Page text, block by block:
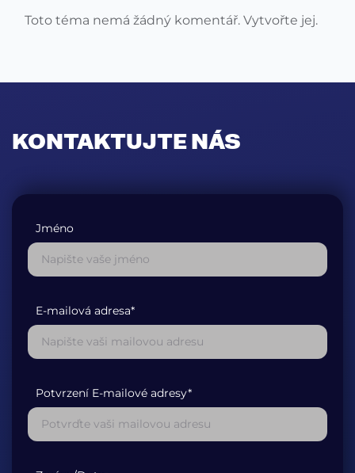
Toto téma nemá žádný komentář. Vytvořte jej.
KONTAKTUJTE NÁS
Jméno
E-mailová adresa*
Potvrzení E-mailové adresy*